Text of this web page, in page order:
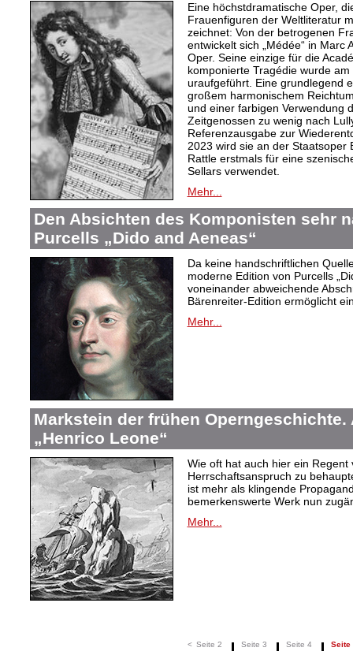
Eine höchstdramatische Oper,
Frauenfiguren der Weltliteratur
zeichnet: Von der betrogenen
entwickelt sich „Médée“ in Marc
Oper. Seine einzige für die
komponierte Tragédie wurde
uraufgeführt. Eine grundlegend
großem harmonischem
und einer farbigen Verwendung
Zeitgenossen zu wenig nach
Referenzausgabe zur
2023 wird sie an der Staatsoper
Rattle erstmals für eine
Sellars verwendet.
Mehr...
Den Absichten des Komponisten sehr
Purcells „Dido and Aeneas“
Da keine handschriftlichen
moderne Edition von Purcells
voneinander abweichende
Bärenreiter-Edition ermöglicht
Mehr...
Markstein der frühen
„Henrico Leone“
Wie oft hat auch hier ein
Herrschaftsanspruch zu
ist mehr als klingende
bemerkenswerte Werk nun
Mehr...
< Seite 2 Seite 3 Seite 4 Seite